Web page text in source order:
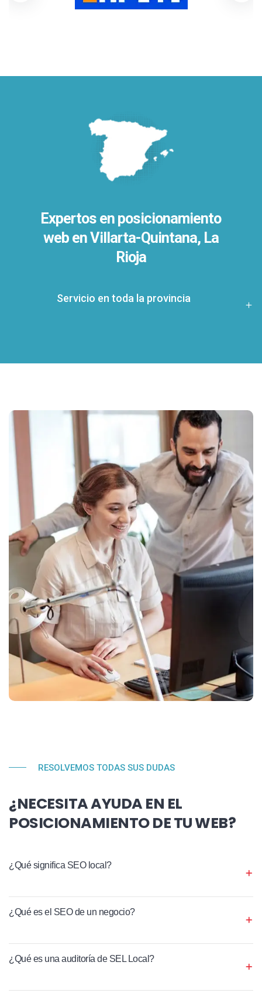
Expertos en posicionamiento
web en Villarta-Quintana, La
Rioja
Servicio en toda la provincia
RESOLVEMOS TODAS SUS DUDAS
¿NECESITA AYUDA EN EL
POSICIONAMIENTO DE TU WEB?
¿Qué significa SEO local?
¿Qué es el SEO de un negocio?
¿Qué es una auditoría de SEL Local?